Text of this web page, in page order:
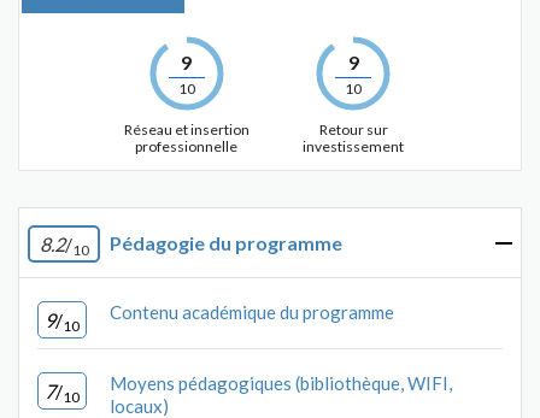
9
10
Réseau et insertion
professionnelle
9
10
Retour sur
investissement
8.2/10 Pédagogie du programme
9/10
Contenu académique du programme
7/10
Moyens pédagogiques (bibliothèque, WIFI,
locaux)